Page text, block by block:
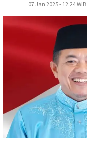
07 Jan 2025 - 12:24 WIB